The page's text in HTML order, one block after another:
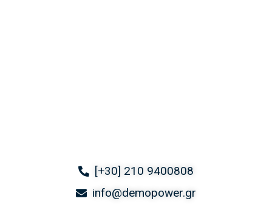
[+30] 210 9400808
info@demopower.gr